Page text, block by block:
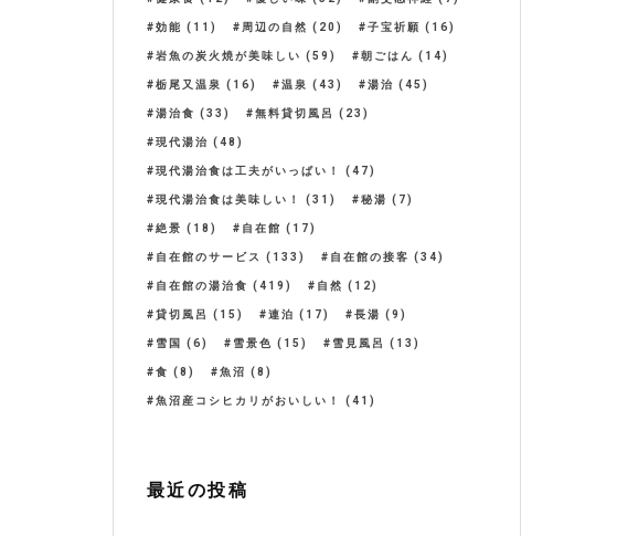
効能 (11) 周辺の自然 (20) 子宝祈願 (16)
岩魚の炭火焼が美味しい (59) 朝ごはん (14)
栃尾又温泉 (16) 温泉 (43) 湯治 (45)
湯治食 (33) 無料貸切風呂 (23)
現代湯治 (48)
現代湯治食は工夫がいっぱい！ (47)
現代湯治食は美味しい！ (31) 秘湯 (7)
絶景 (18) 自在館 (17)
自在館のサービス (133) 自在館の接客 (34)
自在館の湯治食 (419) 自然 (12)
貸切風呂 (15) 連泊 (17) 長湯 (9)
雪国 (6) 雪景色 (15) 雪見風呂 (13)
食 (8) 魚沼 (8)
魚沼産コシヒカリがおいしい！ (41)
最近の投稿